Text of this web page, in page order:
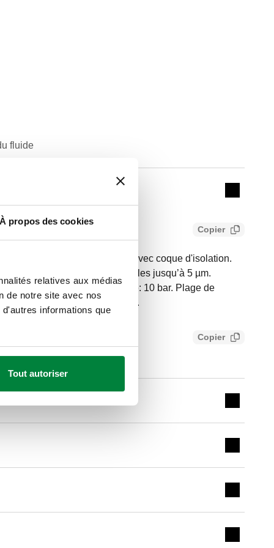
À propos des cookies
relatives aux médias
de notre site avec nos
informations que
Tout autoriser
fluide
Collapse
Copier
Pot de décantation en acier. Avec coque d'isolation.
1092-1. Filtration des particules jusqu’à 5 µm.
16. Pression maxi d'exercice: 10 bar. Plage de
Finition: peint. Matériel: acier.
Copier
Expand
Expand
Expand
Expand